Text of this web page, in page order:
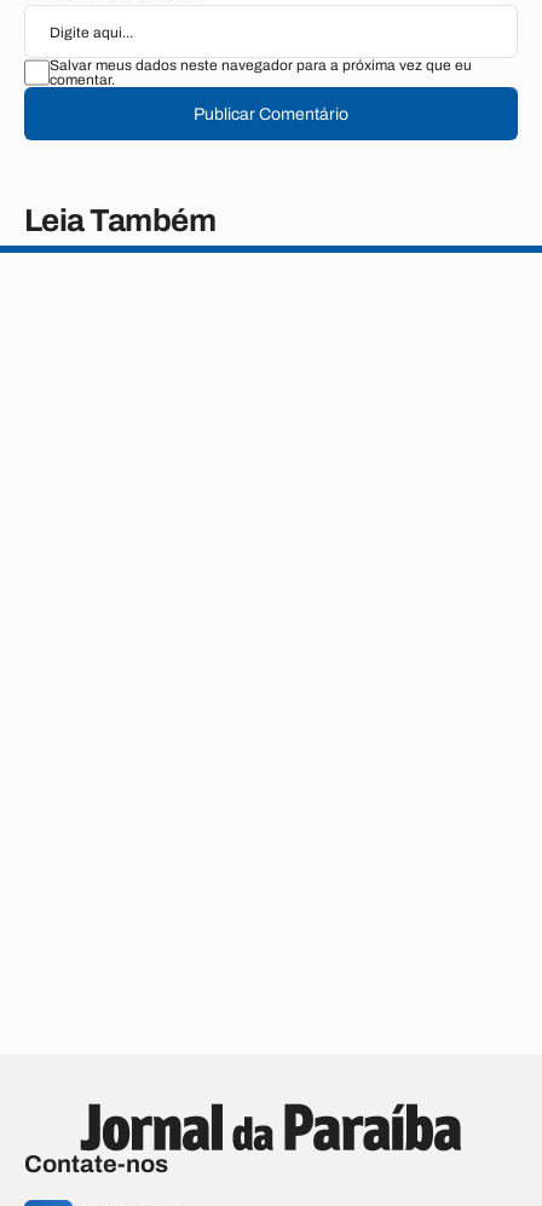
Salvar meus dados neste navegador para a próxima vez que eu
comentar.
Publicar Comentário
Leia Também
Contate-nos